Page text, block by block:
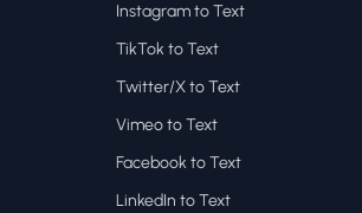
Instagram to Text
TikTok to Text
Twitter/X to Text
Vimeo to Text
Facebook to Text
LinkedIn to Text